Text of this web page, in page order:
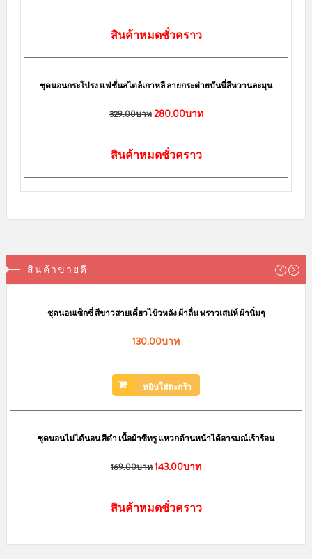
สินค้าหมดชั่วคราว
sale
ชุดนอนกระโปรง แฟชั่นสไตล์เกาหลี ลายกระต่ายบันนี่สีหวานละมุน
329.00บาท 280.00บาท
สินค้าหมดชั่วคราว
สินค้าขายดี
ชุดนอนเซ็กซี่ สีขาวสายเดี่ยวไข้วหลัง ผ้าลื่น พราวเสน่ห์ ผ้านิ่มๆ
130.00บาท
หยิบใส่ตะกร้า
ชุดนอนไม่ได้นอน สีดำ เนื้อผ้าซีทรู แหวกด้านหน้าได้อารมณ์เร้าร้อน
169.00บาท143.00บาท
สินค้าหมดชั่วคราว